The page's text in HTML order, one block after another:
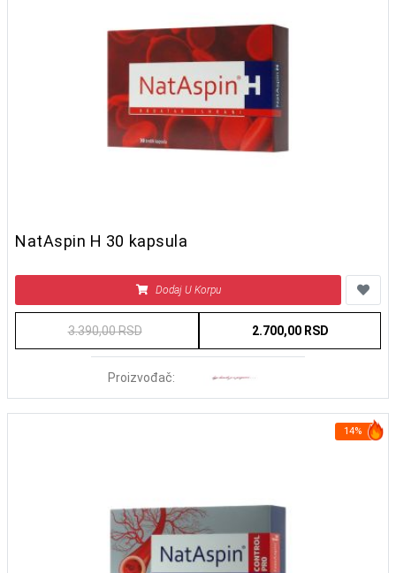
NatAspin H 30 kapsula
Dodaj U Korpu
3.390,00 RSD 2.700,00 RSD
Proizvođač:
14%